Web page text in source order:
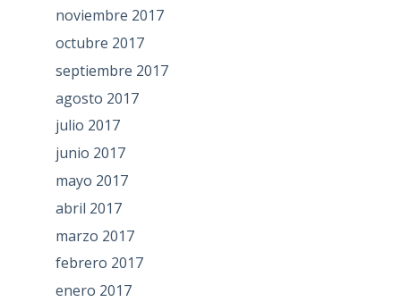
noviembre 2017
octubre 2017
septiembre 2017
agosto 2017
julio 2017
junio 2017
mayo 2017
abril 2017
marzo 2017
febrero 2017
enero 2017